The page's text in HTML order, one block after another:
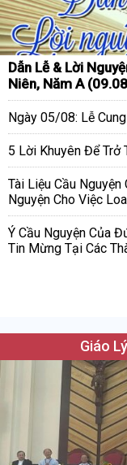
Dẫn Lễ & Lời
Niên, Năm A
Ngày 05/08: Lễ
5 Lời Khuyên Để
Tài Liệu Cầu
Nguyện Cho Việc
Ý Cầu Nguyện Của
Tin Mừng Tại Các
Giáo